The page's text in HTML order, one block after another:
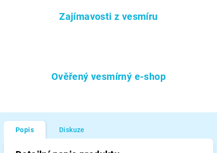
Zajímavosti z vesmíru
Ověřený vesmírný e-shop
Popis Diskuze